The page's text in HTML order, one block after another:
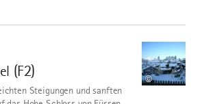
(F2)
©
Steigungen und sanften